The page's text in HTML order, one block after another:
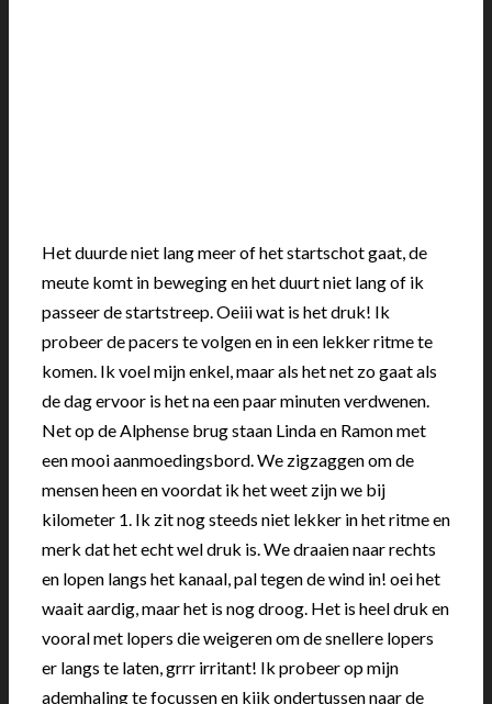
Het duurde niet lang meer of het startschot gaat, de
meute komt in beweging en het duurt niet lang of ik
passeer de startstreep. Oeiii wat is het druk! Ik
probeer de pacers te volgen en in een lekker ritme te
komen. Ik voel mijn enkel, maar als het net zo gaat als
de dag ervoor is het na een paar minuten verdwenen.
Net op de Alphense brug staan Linda en Ramon met
een mooi aanmoedingsbord. We zigzaggen om de
mensen heen en voordat ik het weet zijn we bij
kilometer 1. Ik zit nog steeds niet lekker in het ritme en
merk dat het echt wel druk is. We draaien naar rechts
en lopen langs het kanaal, pal tegen de wind in! oei het
waait aardig, maar het is nog droog. Het is heel druk en
vooral met lopers die weigeren om de snellere lopers
er langs te laten, grrr irritant! Ik probeer op mijn
ademhaling te focussen en kijk ondertussen naar de